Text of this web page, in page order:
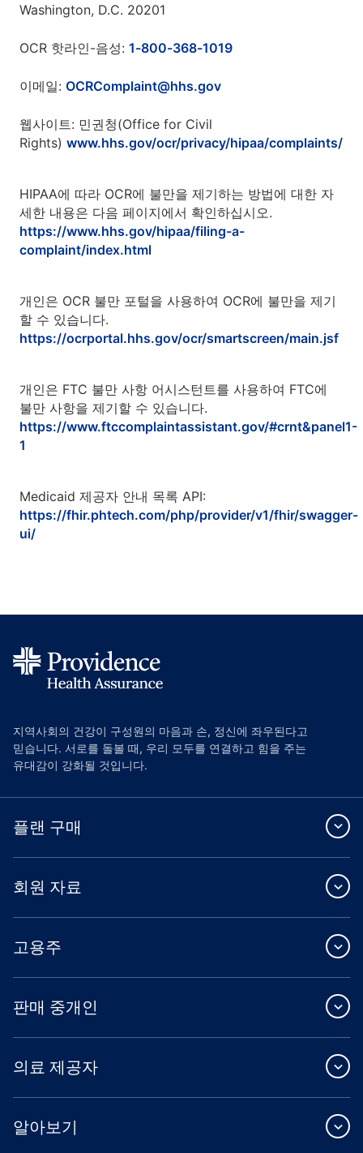
Washington, D.C. 20201
OCR 핫라인-음성: 1-800-368-1019
이메일: OCRComplaint@hhs.gov
웹사이트: 민권청(Office for Civil
Rights) www.hhs.gov/ocr/privacy/hipaa/complaints/
HIPAA에 따라 OCR에 불만을 제기하는 방법에 대한 자
세한 내용은 다음 페이지에서 확인하십시오.
https://www.hhs.gov/hipaa/filing-a-
complaint/index.html
개인은 OCR 불만 포털을 사용하여 OCR에 불만을 제기
할 수 있습니다.
https://ocrportal.hhs.gov/ocr/smartscreen/main.jsf
개인은 FTC 불만 사항 어시스턴트를 사용하여 FTC에
불만 사항을 제기할 수 있습니다.
https://www.ftccomplaintassistant.gov/#crnt&panel1-
1
Medicaid 제공자 안내 목록 API:
https://fhir.phtech.com/php/provider/v1/fhir/swagger-
ui/
지역사회의 건강이 구성원의 마음과 손, 정신에 좌우된다고
믿습니다. 서로를 돌볼 때, 우리 모두를 연결하고 힘을 주는
유대감이 강화될 것입니다.
플랜 구매
회원 자료
고용주
판매 중개인
의료 제공자
알아보기